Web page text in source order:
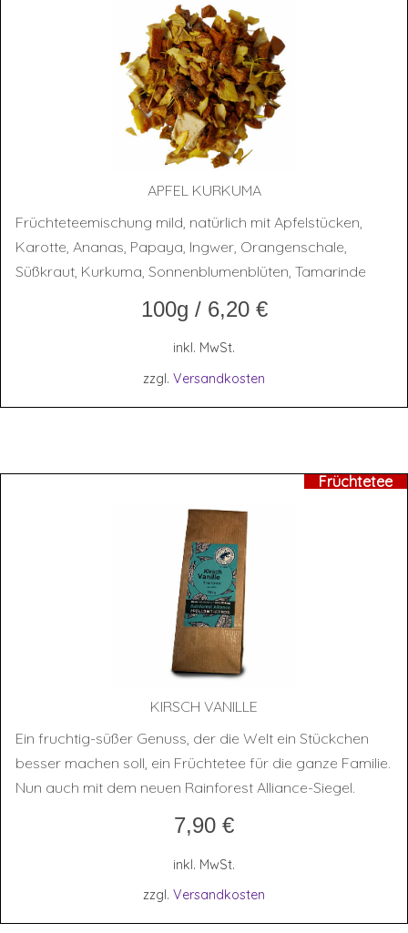
APFEL KUR­KU­MA
Früchteteemischung mild, natürlich mit Apfelstücken,
Karotte, Ananas, Papaya, Ingwer, Orangenschale,
Süßkraut, Kurkuma, Sonnenblumenblüten, Tamarinde
100g / 6,20 €
inkl. MwSt.
zzgl. Versandkosten
Früchtetee
KIRSCH VANIL­LE
Ein fruchtig-süßer Genuss, der die Welt ein Stückchen
besser machen soll, ein Früchtetee für die ganze Familie.
Nun auch mit dem neuen Rainforest Alliance-Siegel.
7,90 €
inkl. MwSt.
zzgl. Versandkosten